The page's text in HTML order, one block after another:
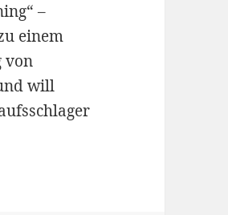
–
einem
von
will
Windows-Event